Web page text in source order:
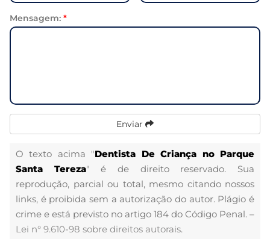
Mensagem: *
Enviar
O texto acima "Dentista De Criança no Parque
Santa Tereza" é de direito reservado. Sua
reprodução, parcial ou total, mesmo citando nossos
links, é proibida sem a autorização do autor. Plágio é
crime e está previsto no artigo 184 do Código Penal. –
Lei n° 9.610-98 sobre direitos autorais.